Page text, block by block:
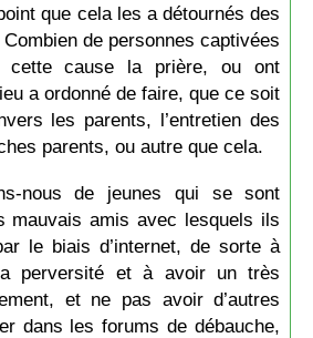
que cela les a détournés des
de personnes captivées
cette cause la prière, ou ont
a ordonné de faire, que ce soit
les parents, l’entretien des
parents, ou autre que cela.
nous de jeunes qui se sont
mauvais amis avec lesquels ils
le biais d’internet, de sorte à
perversité et à avoir un très
et ne pas avoir d’autres
dans les forums de débauche,